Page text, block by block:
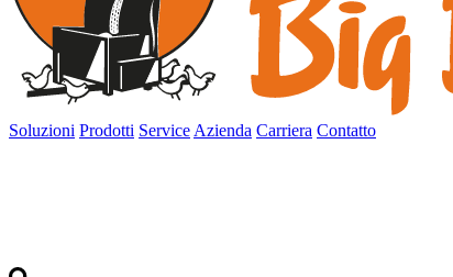
Soluzioni Prodotti Service Azienda Carriera Contatto